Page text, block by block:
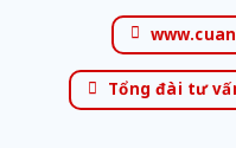
Tổng đài tư